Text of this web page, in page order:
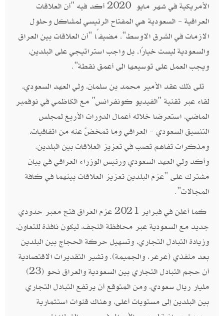
الأمريكية في شهر مايو 2020 أكد فيه "أن العلاقات
العراقية - السعودية هي المفتاح الرئيسي لمشاكل وحلول
الازمات في الشرق الاوسط"، مضيفًا "أن العلاقات بين العراق
والسعودية ليست خيارًا، بل واجب استراتيجي على البلدين،
ويجب العمل على توسيعها الى أعمق نقطة".
تلى ذلك عقد الأمير محمد بن سلمان، ولي العهد السعودي،
لقاء عبر تقنية "الفيديو كونفرانس" مع الكاظمي في نوفمبر
الماضي، استعرضا خلاله أعمال الدورات الأربع لمجلس
التنسيق السعودي - العراقي وما تمخضّ عنه من اتفاقيات،
ومذكرات تفاهم تصب في تعزيز العلاقات بين البلدين.
وأكد ولي العهد السعودي ورئيس الوزراء العراقي في بيان
مشترك على "عزم البلدين تعزيز العلاقات بينهما في كافة
المجالات".
كما أعلن في فبراير 2021 عزم العراق فتح معبر حدودي
جديد مع السعودية عبر محافظة النجف، ليكون نافذة للتعاون،
وزيادة التبادل التجاري، وتسهيل حركة الحجاج بين البلدين
بعد منفذي (عرعر، والجميمة). وتشير التقديرات الاقتصادية
أن حجم التبادل التجاري بين السعودية والعراق نحو (23)
مليار ريال سعودي، ومن المتوقع أن يرتفع التبادل التجاري
بين البلدين إلى مستويات أعلى، وهناك قنوات استثمارية